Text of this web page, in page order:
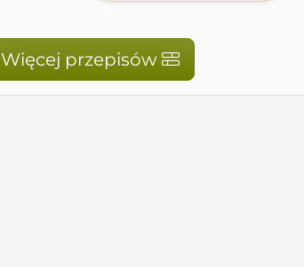
Więcej przepisów